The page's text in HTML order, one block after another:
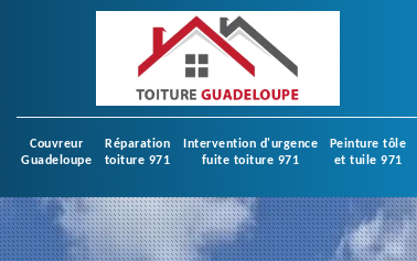
Couvreur
Guadeloupe
Réparation
toiture 971
Intervention d'urgence
fuite toiture 971
Peinture tôle
et tuile 971